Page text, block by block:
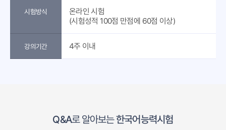
시험방식
온라인 시험
(시험성적 100점 만점에 60점 이상)
강의기간 4주 이내
Q&A로 알아보는한국어능력시험